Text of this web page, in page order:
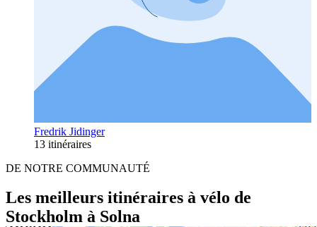
Fredrik Jidinger
13 itinéraires
DE NOTRE COMMUNAUTÉ
Les meilleurs itinéraires à vélo de
Stockholm à Solna